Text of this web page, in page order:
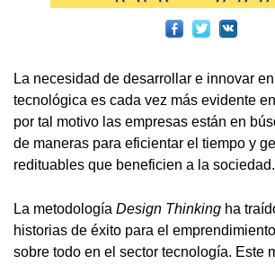
La necesidad de desarrollar e innovar
tecnológica es cada vez más evidente
por tal motivo las empresas están en
de maneras para eficientar el tiempo y
redituables que beneficien a la sociedad.
La metodología Design Thinking ha
historias de éxito para el
sobre todo en el sector tecnología. Este